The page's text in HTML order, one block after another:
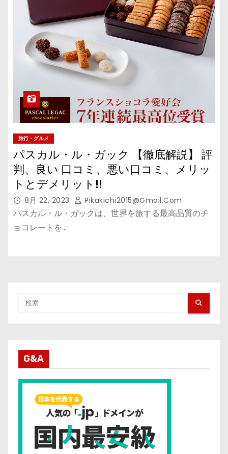
旅行・グルメ
パスカル・ル・ガック 【徹底解説】 評
判、良い 口コミ、悪い口コミ、メリッ
トとデメリット!!
8月 22, 2023 Pikakichi2015@gmail.com
パスカル・ル・ガックは、世界を旅する最高品質のチ
ョコレートを…
G&A